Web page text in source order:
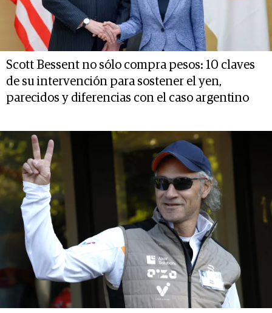
Scott Bessent no sólo compra pesos: 10 claves
de su intervención para sostener el yen,
parecidos y diferencias con el caso argentino